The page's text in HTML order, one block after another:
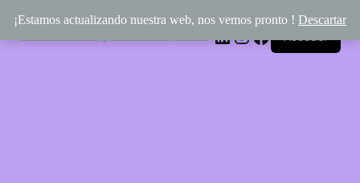
¡Estamos actualizando nuestra web, nos vemos pronto ! Descartar
LinkedIn
Instagram
Facebook